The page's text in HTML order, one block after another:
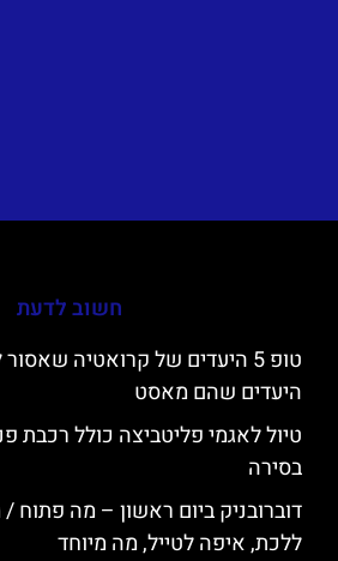
חשוב לדעת
טופ 5 היעדים של קרואטיה
היעדים שהם מאסט
טיול לאגמי פליטביצה כולל רכבת
בסירה
דוברובניק ביום ראשון – מה פתוח
ללכת, איפה לטייל, מה מיוחד